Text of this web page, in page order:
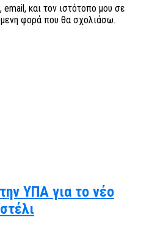
και τον ιστότοπο μου σε
φορά που θα σχολιάσω.
ΥΠΑ για το νέο